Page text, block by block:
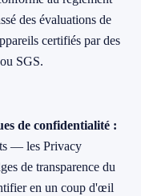
des évaluations de
certifiés par des
SGS.
de confidentialité :
— les Privacy
de transparence du
en un coup d'œil